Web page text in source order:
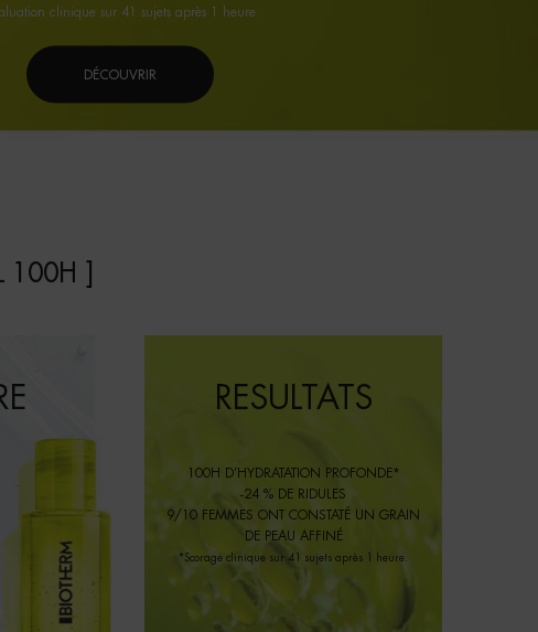
clinique sur 41 sujets après 1 heure.
DÉCOUVRIR
100H ]
RESULTATS
100H D’HYDRATATION PROFONDE*
-24 % DE RIDULES
9/10 FEMMES ONT CONSTATÉ UN GRAIN
DE PEAU AFFINÉ
*Scorage clinique sur 41 sujets après 1 heure.